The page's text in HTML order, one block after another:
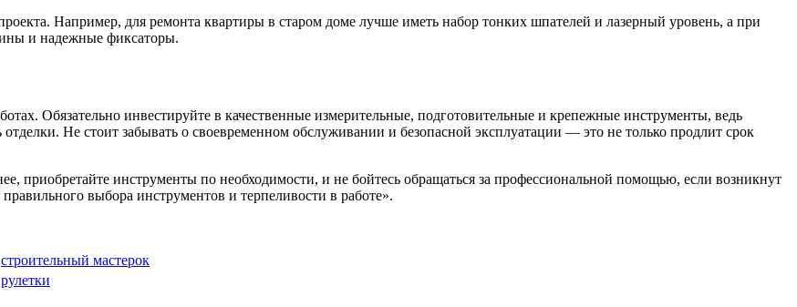
Например, для ремонта квартиры в старом доме лучше иметь набор тонких шпателей и лазерный уровень, а при
и надежные фиксаторы.
Обязательно инвестируйте в качественные измерительные, подготовительные и крепежные инструменты, ведь
Не стоит забывать о своевременном обслуживании и безопасной эксплуатации — это не только продлит срок
приобретайте инструменты по необходимости, и не бойтесь обращаться за профессиональной помощью, если возникнут
выбора инструментов и терпеливости в работе».
строительный мастерок
рулетки